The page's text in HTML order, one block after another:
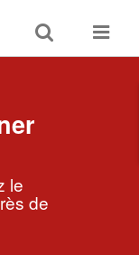
Toggle
search
Toggle
le
de